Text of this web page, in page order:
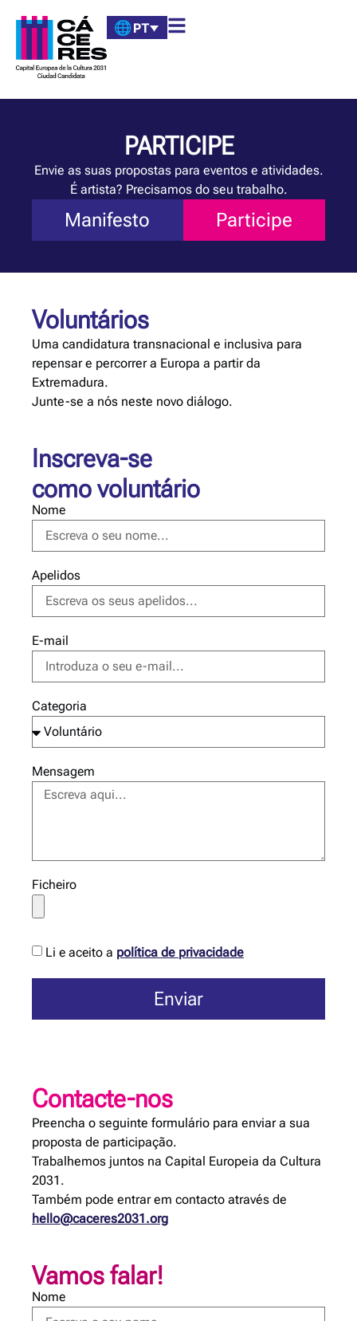
PT
PARTICIPE
Envie as suas propostas para eventos e atividades.
É artista? Precisamos do seu trabalho.
Manifesto Participe
Voluntários
Uma candidatura transnacional e inclusiva para
repensar e percorrer a Europa a partir da
Extremadura.
Junte-se a nós neste novo diálogo.
Inscreva-se
como voluntário
Nome
Apelidos
E-mail
Categoria
Mensagem
Ficheiro
Li e aceito a política de privacidade
Enviar
Vamos falar!
Nome
Contacte-nos
Preencha o seguinte formulário para enviar a sua
proposta de participação.
Trabalhemos juntos na Capital Europeia da Cultura
2031.
Também pode entrar em contacto através de
hello@caceres2031.org